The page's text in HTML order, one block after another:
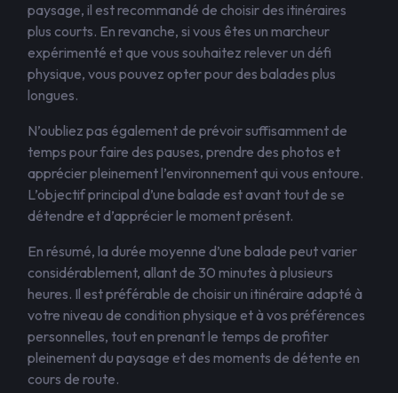
paysage, il est recommandé de choisir des itinéraires
plus courts. En revanche, si vous êtes un marcheur
expérimenté et que vous souhaitez relever un défi
physique, vous pouvez opter pour des balades plus
longues.
N’oubliez pas également de prévoir suffisamment de
temps pour faire des pauses, prendre des photos et
apprécier pleinement l’environnement qui vous entoure.
L’objectif principal d’une balade est avant tout de se
détendre et d’apprécier le moment présent.
En résumé, la durée moyenne d’une balade peut varier
considérablement, allant de 30 minutes à plusieurs
heures. Il est préférable de choisir un itinéraire adapté à
votre niveau de condition physique et à vos préférences
personnelles, tout en prenant le temps de profiter
pleinement du paysage et des moments de détente en
cours de route.